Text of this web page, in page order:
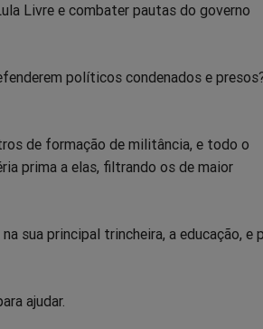
Livre e combater pautas do governo
políticos condenados e
de formação de militância, e todo o
prima a elas, filtrando os de maior
sua principal trincheira, a educação, e
ajudar.